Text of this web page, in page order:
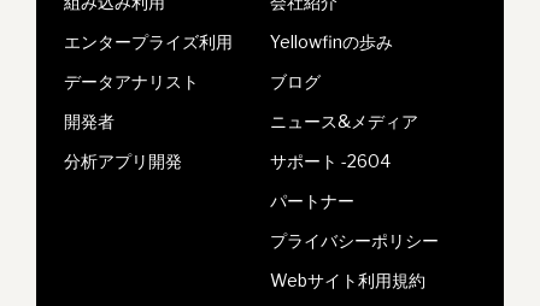
エンタープライズ利用
データアナリスト
開発者
分析アプリ開発
Yellowfinの歩み
ブログ
ニュース&メディア
サポート -2604
パートナー
プライバシーポリシー
Webサイト利用規約